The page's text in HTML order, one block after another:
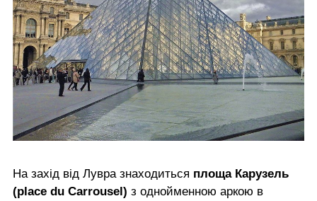
На захід від Лувра знаходиться площа Карузель
(place du Carrousel) з однойменною аркою в